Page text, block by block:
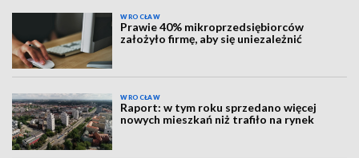
WROCŁAW
Prawie 40% mikroprzedsiębiorców
założyło firmę, aby się uniezależnić
WROCŁAW
Raport: w tym roku sprzedano więcej
nowych mieszkań niż trafiło na rynek